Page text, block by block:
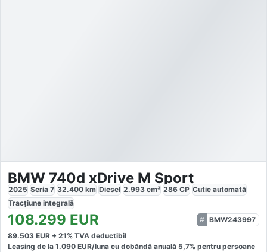
BMW 740d xDrive M Sport
2025 Seria 7 32.400 km Diesel 2.993 cm³ 286 CP Cutie automată
Tracțiune integrală
108.299 EUR
BMW243997
89.503 EUR + 21% TVA deductibil
Leasing de la 1.090 EUR/luna cu dobăndă anuală 5,7% pentru persoane